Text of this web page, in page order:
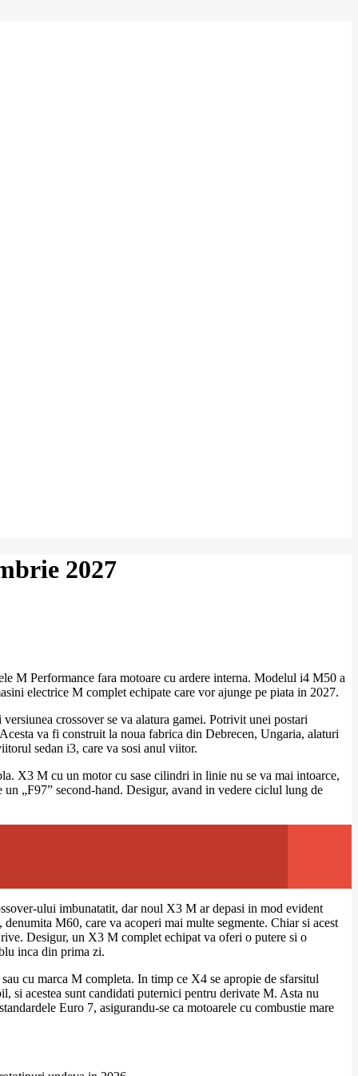
2027
M Performance fara motoare cu ardere interna. Modelul i4 M50 a
electrice M complet echipate care vor ajunge pe piata in 2027.
crossover se va alatura gamei. Potrivit unei postari
va fi construit la noua fabrica din Debrecen, Ungaria, alaturi
sedan i3, care va sosi anul viitor.
X3 M cu un motor cu sase cilindri in linie nu se va mai intoarce,
„F97” second-hand. Desigur, avand in vedere ciclul lung de
ului imbunatatit, dar noul X3 M ar depasi in mod evident
M60, care va acoperi mai multe segmente. Chiar si acest
Desigur, un X3 M complet echipat va oferi o putere si o
inca din prima zi.
cu marca M completa. In timp ce X4 se apropie de sfarsitul
si acestea sunt candidati puternici pentru derivate M. Asta nu
Euro 7, asigurandu-se ca motoarele cu combustie mare